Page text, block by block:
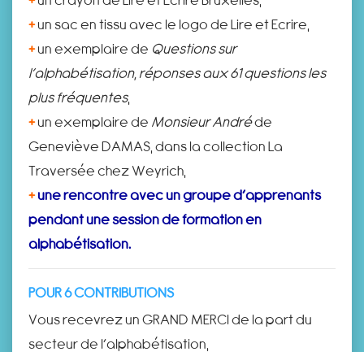
+un sac en tissu avec le logo de Lire et Ecrire,
+un exemplaire de Questions sur
l’alphabétisation, réponses aux 61 questions les
plus fréquentes,
+un exemplaire de Monsieur Andréde
Geneviève DAMAS, dans la collection La
Traversée chez Weyrich,
+une rencontre avec un groupe d’apprenants
pendant une session de formation en
alphabétisation.
POUR 6 CONTRIBUTIONS
Vous recevrez un GRAND MERCI de la part du
secteur de l’alphabétisation,